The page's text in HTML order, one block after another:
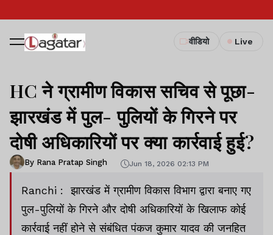
वीडियो Live
HC ने ग्रामीण विकास सचिव से पूछा-
झारखंड में पुल- पुलियों के गिरने पर
दोषी अधिकारियों पर क्या कार्रवाई हुई?
By Rana Pratap Singh Jun 18, 2026 02:13 PM
Ranchi : झारखंड में ग्रामीण विकास विभाग द्वारा बनाए गए
पुल-पुलियों के गिरने और दोषी अधिकारियों के खिलाफ कोई
कार्रवाई नहीं होने से संबंधित पंकज कुमार यादव की जनहित